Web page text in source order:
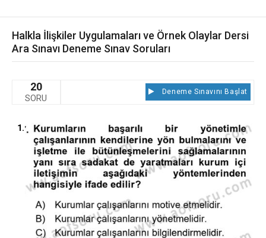
Halkla İlişkiler Uygulamaları ve Örnek Olaylar Dersi
Ara Sınavı Deneme Sınav Soruları
20
SORU
Deneme Sınavını Başlat
1.